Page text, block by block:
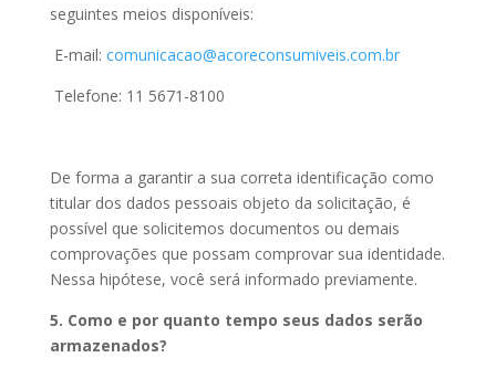
seguintes meios disponíveis:
E-mail: comunicacao@acoreconsumiveis.com.br
Telefone: 11 5671-8100
De forma a garantir a sua correta identificação como
titular dos dados pessoais objeto da solicitação, é
possível que solicitemos documentos ou demais
comprovações que possam comprovar sua identidade.
Nessa hipótese, você será informado previamente.
5. Como e por quanto tempo seus dados serão
armazenados?